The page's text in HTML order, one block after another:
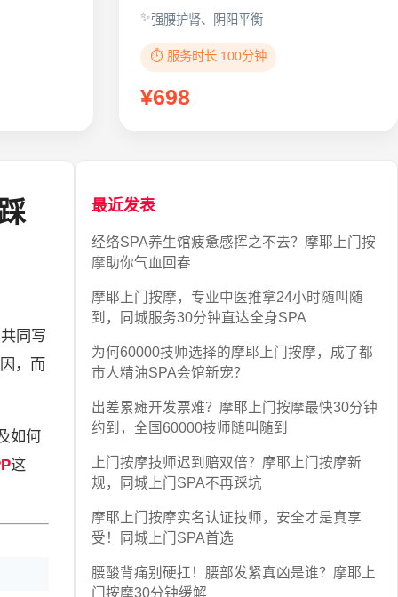
强腰护肾、阴阳平衡
⏱️ 服务时长 100分钟
¥698
同写
，而
如何
这
最近发表
经络SPA养生馆疲惫感挥之不去？摩耶上门按
摩助你气血回春
摩耶上门按摩，专业中医推拿24小时随叫随
到，同城服务30分钟直达全身SPA
为何60000技师选择的摩耶上门按摩，成了都
市人精油SPA会馆新宠？
出差累瘫开发票难？摩耶上门按摩最快30分钟
约到，全国60000技师随叫随到
上门按摩技师迟到赔双倍？摩耶上门按摩新
规，同城上门SPA不再踩坑
摩耶上门按摩实名认证技师，安全才是真享
受！同城上门SPA首选
腰酸背痛别硬扛！腰部发紧真凶是谁？摩耶上
门按摩30分钟缓解